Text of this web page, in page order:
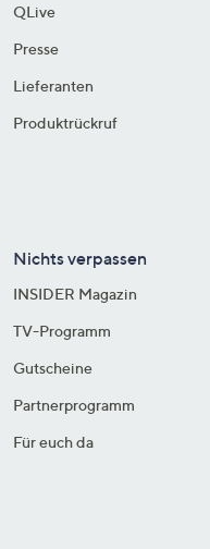
QLive
Presse
Lieferanten
Produktrückruf
Nichts verpassen
INSIDER Magazin
TV-Programm
Gutscheine
Partnerprogramm
Für euch da